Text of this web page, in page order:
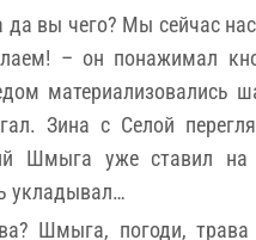
да вы чего? Мы сейчас
– он понажимал
материализовались
Зина с Селой
Шмыга уже ставил на
укладывал…
Шмыга, погоди,